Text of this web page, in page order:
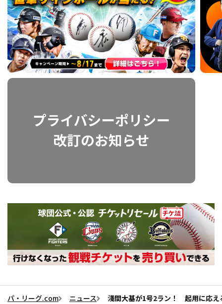
パ・リーグ.com ニュース 淺間大基が1号2ラン！ 起用に応え